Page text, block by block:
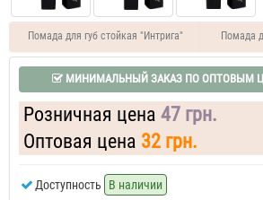
Помада для губ стойкая "Интрига" Помада
МИНИМАЛЬНЫЙ ЗАКАЗ ПО ОПТОВЫМ
Розничная цена 47 грн.
Оптовая цена 32 грн.
Доступность В наличии